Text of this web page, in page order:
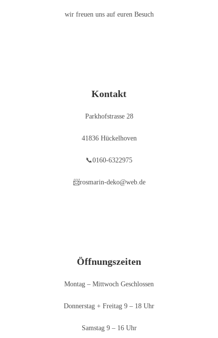
wir freuen uns auf euren Besuch
Kontakt
Parkhofstrasse 28
41836 Hückelhoven
📞0160-6322975
📨rosmarin-deko@web.de
Öffnungszeiten
Montag – Mittwoch Geschlossen
Donnerstag + Freitag 9 – 18 Uhr
Samstag 9 – 16 Uhr